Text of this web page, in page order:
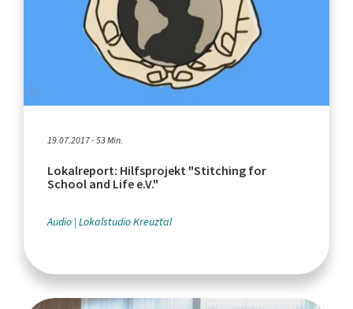
19.07.2017 - 53 Min.
Lokalreport: Hilfsprojekt "Stitching for
School and Life e.V."
Audio Lokalstudio Kreuztal